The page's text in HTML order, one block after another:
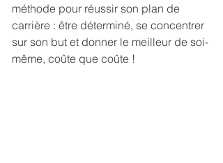
méthode pour réussir son plan de
carrière : être déterminé, se concentrer
sur son but et donner le meilleur de soi-
même, coûte que coûte !